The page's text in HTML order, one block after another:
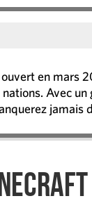
en mars
Avec
jamais